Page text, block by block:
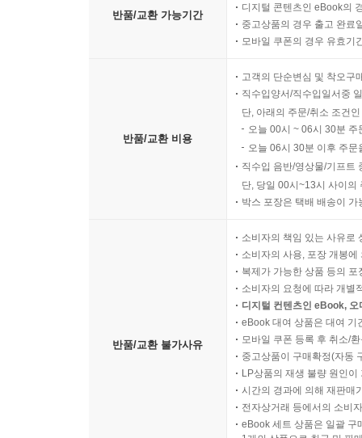
반품/교환 가능기간
디지털 콘텐츠인 eBook의
중고상품의 경우 출고 완료
모바일 쿠폰의 경우 유효기
반품/교환 비용
고객의 단순변심 및 착오구
직수입양서/직수입일서중
단, 아래의 주문/취소 조건
오늘 00시 ~ 06시 30분
오늘 06시 30분 이후 주
직수입 음반/영상물/기프트
단, 당일 00시~13시 사이의
박스 포장은 택배 배송이
반품/교환 불가사유
소비자의 책임 있는 사유로
소비자의 사용, 포장 개봉
복제가 가능한 상품 등의
소비자의 요청에 따라 개별
디지털 컨텐츠인 eBook,
eBook 대여 상품은 대여 기
모바일 쿠폰 등록 후 취소/
중고상품이 구매확정(자동
LP상품의 재생 불량 원인
시간의 경과에 의해 재판매
전자상거래 등에서의 소비
eBook 세트 상품은 일괄 구